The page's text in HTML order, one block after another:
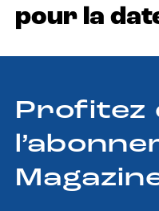
pour la
Profitez